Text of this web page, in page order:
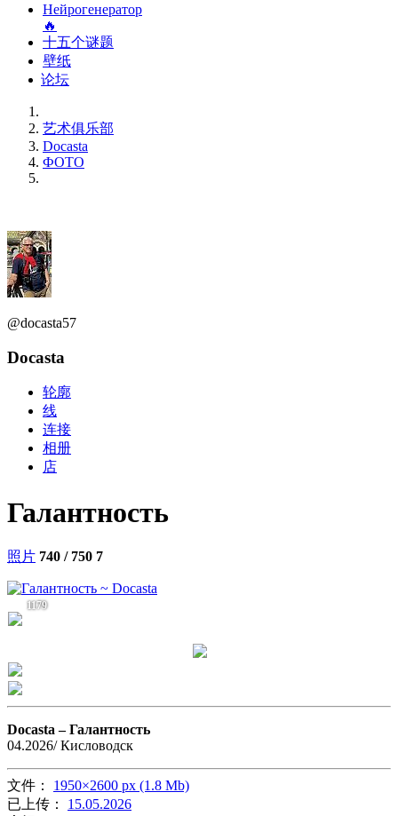
Нейрогенератор
🔥
十五个谜题
壁纸
论坛
艺术俱乐部
Docasta
ФОТО
@docasta57
Docasta
轮廓
线
连接
相册
店
Галантность
照片 740 / 750 7
1179
Docasta –Галантность
04.2026/ Кисловодск
文件： 1950×2600 px (1.8 Mb)
已上传： 15.05.2026